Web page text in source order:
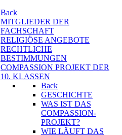
Back
MITGLIEDER DER
FACHSCHAFT
RELIGIÖSE ANGEBOTE
RECHTLICHE
BESTIMMUNGEN
COMPASSION PROJEKT DER
10. KLASSEN
Back
GESCHICHTE
WAS IST DAS
COMPASSION-
PROJEKT?
WIE LÄUFT DAS